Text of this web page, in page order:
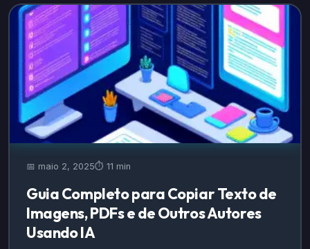
📅 maio 2, 2025⏱️ 11 min
Guia Completo para Copiar Texto de
Imagens, PDFs e de Outros Autores
Usando IA